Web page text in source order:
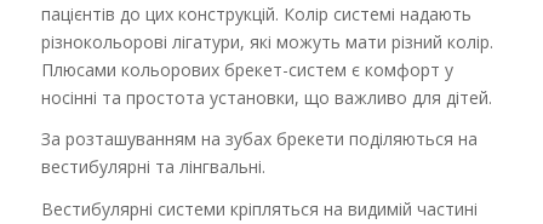
пацієнтів до цих конструкцій. Колір системі надають
різнокольорові лігатури, які можуть мати різний колір.
Плюсами кольорових брекет-систем є комфорт у
носінні та простота установки, що важливо для дітей.
За розташуванням на зубах брекети поділяються на
вестибулярні та лінгвальні.
Вестибулярні системи кріпляться на видимій частині